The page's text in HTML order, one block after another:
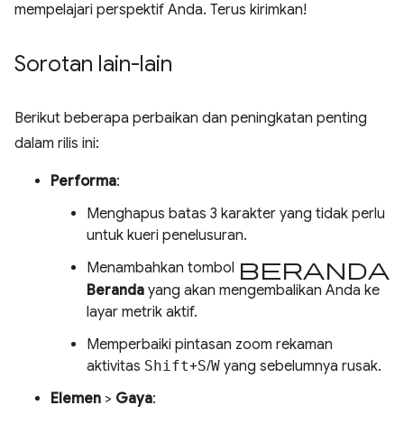
mempelajari perspektif Anda. Terus kirimkan!
Sorotan lain-lain
Berikut beberapa perbaikan dan peningkatan penting
dalam rilis ini:
Performa:
Menghapus batas 3 karakter yang tidak perlu
untuk kueri penelusuran.
Menambahkan tombol beranda
Beranda yang akan mengembalikan Anda ke
layar metrik aktif.
Memperbaiki pintasan zoom rekaman
aktivitas Shift+S/W yang sebelumnya rusak.
Elemen > Gaya: